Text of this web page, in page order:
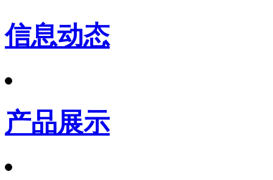
信息动态
产品展示